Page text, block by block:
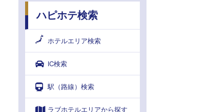
ハピホテ検索
ホテルエリア検索
IC検索
駅（路線）検索
ラブホテルエリアから探す